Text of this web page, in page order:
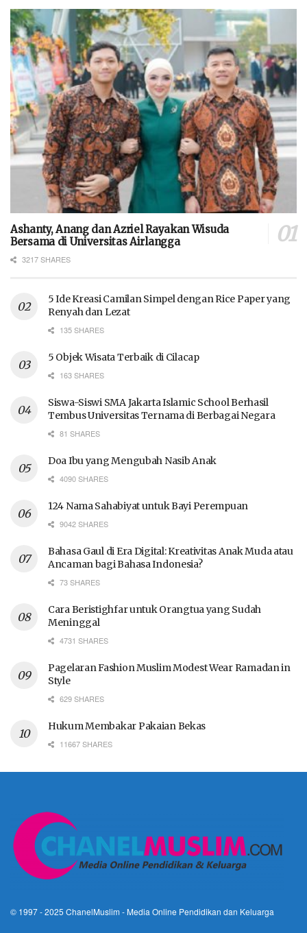
Ashanty, Anang dan Azriel Rayakan Wisuda
Bersama di Universitas Airlangga
3217 SHARES
5 Ide Kreasi Camilan Simpel dengan Rice Paper yang
Renyah dan Lezat
135 SHARES
5 Objek Wisata Terbaik di Cilacap
163 SHARES
Siswa-Siswi SMA Jakarta Islamic School Berhasil
Tembus Universitas Ternama di Berbagai Negara
81 SHARES
Doa Ibu yang Mengubah Nasib Anak
4090 SHARES
124 Nama Sahabiyat untuk Bayi Perempuan
9042 SHARES
Bahasa Gaul di Era Digital: Kreativitas Anak Muda atau
Ancaman bagi Bahasa Indonesia?
73 SHARES
Cara Beristighfar untuk Orangtua yang Sudah
Meninggal
4731 SHARES
Pagelaran Fashion Muslim Modest Wear Ramadan in
Style
629 SHARES
Hukum Membakar Pakaian Bekas
11667 SHARES
© 1997 - 2025 ChanelMuslim - Media Online Pendidikan dan Keluarga